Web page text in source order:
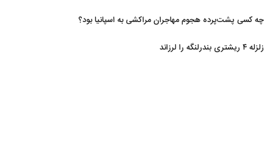
چه کسی پشت‌پرده هجوم مهاجران مراکشی به اسپانیا بود؟
زلزله ۴ ریشتری بندرلنگه را لرزاند